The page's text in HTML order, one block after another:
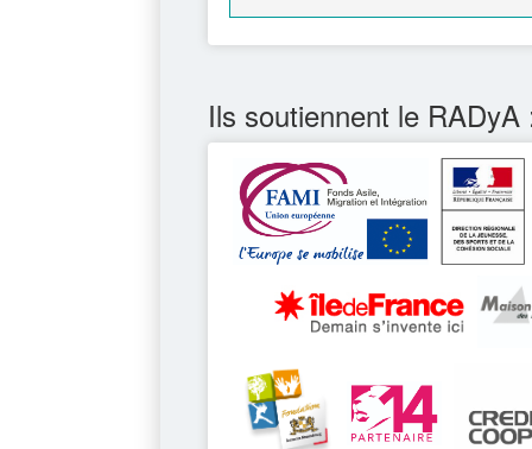
Ils soutiennent le RADyA